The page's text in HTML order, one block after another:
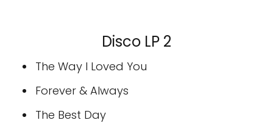
Disco LP 2
The Way I Loved You
Forever & Always
The Best Day